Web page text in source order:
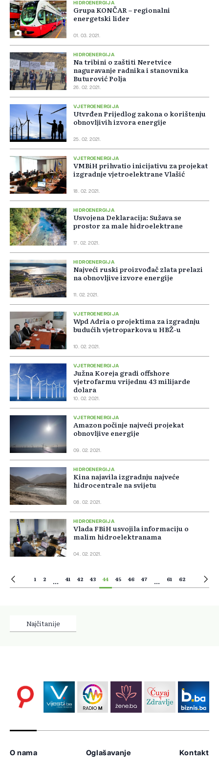
HIDROENERGIJA
Grupa KONČAR – regionalni
energetski lider
01. 03. 2021.
HIDROENERGIJA
Na tribini o zaštiti Neretvice
naguravanje radnika i stanovnika
Buturović Polja
26. 02. 2021.
VJETROENERGIJA
Utvrđen Prijedlog zakona o korištenju
obnovljivih izvora energije
25. 02. 2021.
VJETROENERGIJA
VMBiH prihvatio inicijativu za projekat
izgradnje vjetroelektrane Vlašić
18. 02. 2021.
HIDROENERGIJA
Usvojena Deklaracija: Sužava se
prostor za male hidroelektrane
17. 02. 2021.
HIDROENERGIJA
Najveći ruski proizvođač zlata prelazi
na obnovljive izvore energije
11. 02. 2021.
VJETROENERGIJA
Wpd Adria o projektima za izgradnju
budućih vjetroparkova u HBŽ-u
10. 02. 2021.
VJETROENERGIJA
Južna Koreja gradi offshore
vjetrofarmu vrijednu 43 milijarde
dolara
10. 02. 2021.
VJETROENERGIJA
Amazon počinje najveći projekat
obnovljive energije
09. 02. 2021.
HIDROENERGIJA
Kina najavila izgradnju najveće
hidrocentrale na svijetu
08. 02. 2021.
HIDROENERGIJA
Vlada FBiH usvojila informaciju o
malim hidroelektranama
04. 02. 2021.
1 2 ... 41 42 43 44 45 46 47 ... 61 62
Najčitanije
O nama Oglašavanje Kontakt